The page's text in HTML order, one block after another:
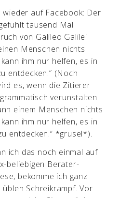
wieder auf Facebook: Der
tausend Mal
von Galileo Galilei
Menschen nichts
ihm nur helfen, es in
entdecken.“ (Noch
es, wenn die Zitierer
verunstalten
einem Menschen nichts
ihm nur helfen, es in
entdecken.“ *grusel*).
ich das noch einmal auf
beliebigen Berater-
bekomme ich ganz
Schreikrampf. Vor